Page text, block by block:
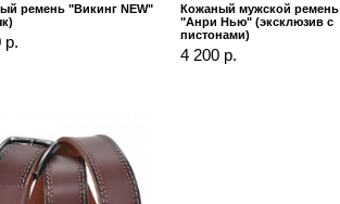
ремень "Викинг NEW"
р.
Кожаный мужской ремень
"Анри Нью" (эксклюзив с
пистонами)
4 200 р.